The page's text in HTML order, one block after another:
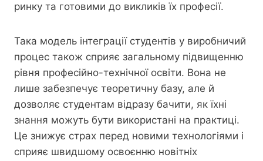
ринку та готовими до викликів їх професії.
Така модель інтеграції студентів у виробничий
процес також сприяє загальному підвищенню
рівня професійно-технічної освіти. Вона не
лише забезпечує теоретичну базу, але й
дозволяє студентам відразу бачити, як їхні
знання можуть бути використані на практиці.
Це знижує страх перед новими технологіями і
сприяє швидшому освоєнню новітніх